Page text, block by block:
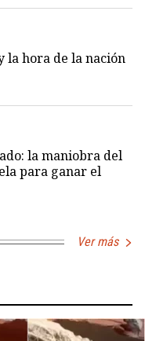
la hora de la nación
la maniobra del
para ganar el
Ver más